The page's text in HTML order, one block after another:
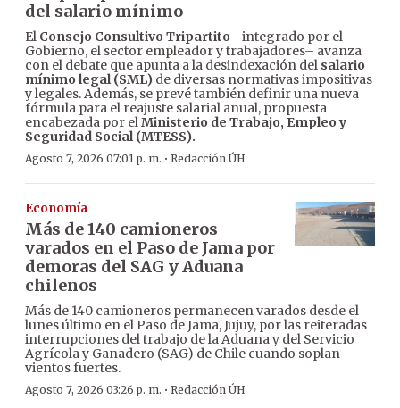
del salario mínimo
El Consejo Consultivo Tripartito –integrado por el
Gobierno, el sector empleador y trabajadores– avanza
con el debate que apunta a la desindexación del salario
mínimo legal (SML) de diversas normativas impositivas
y legales. Además, se prevé también definir una nueva
fórmula para el reajuste salarial anual, propuesta
encabezada por elMinisterio de Trabajo, Empleo y
Seguridad Social (MTESS).
Agosto 7, 2026 07:01 p. m. · Redacción ÚH
Economía
Más de 140 camioneros
varados en el Paso de Jama por
demoras del SAG y Aduana
chilenos
Más de 140 camioneros permanecen varados desde el
lunes último en el Paso de Jama, Jujuy, por las reiteradas
interrupciones del trabajo de la Aduana y del Servicio
Agrícola y Ganadero (SAG) de Chile cuando soplan
vientos fuertes.
Agosto 7, 2026 03:26 p. m. · Redacción ÚH